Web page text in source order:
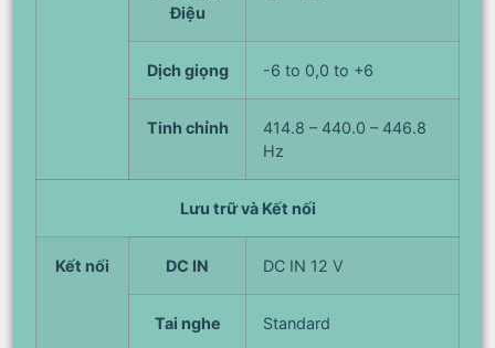
Điệu
Dịch giọng -6 to 0,0 to +6
Tinh chỉnh
414.8 – 440.0 – 446.8
Hz
Lưu trữ và Kết nối
Kết nối DC IN DC IN 12 V
Tai nghe Standard